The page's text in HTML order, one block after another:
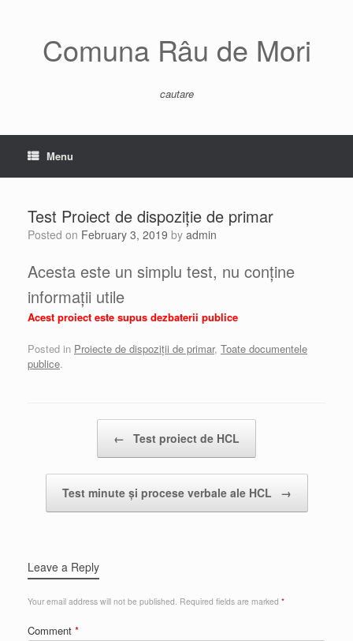
Comuna Râu de Mori
cautare
Menu
Test Proiect de dispoziție de primar
Posted on February 3, 2019 by admin
Acesta este un simplu test, nu conține
informații utile
Acest proiect este supus dezbaterii publice
Posted in Proiecte de dispoziții de primar, Toate documentele
publice.
← Test proiect de HCL
Test minute și procese verbale ale HCL →
Leave a Reply
Your email address will not be published. Required fields are marked *
Comment *